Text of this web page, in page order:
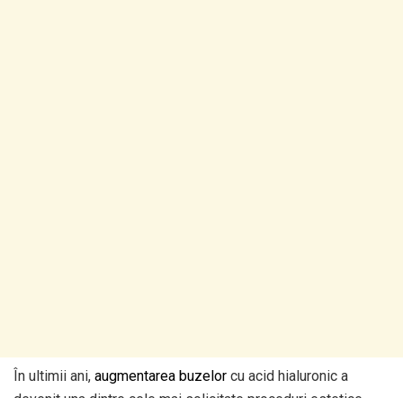
În ultimii ani, augmentarea buzelor cu acid hialuronic a